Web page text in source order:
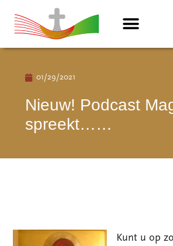
01/29/2021
Nieuw! Podcast
spreekt……
Kunt u op